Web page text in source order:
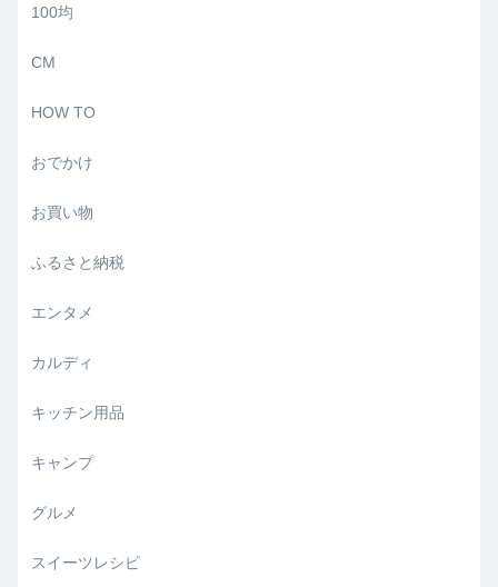
100均
CM
HOW TO
おでかけ
お買い物
ふるさと納税
エンタメ
カルディ
キッチン用品
キャンプ
グルメ
スイーツレシピ